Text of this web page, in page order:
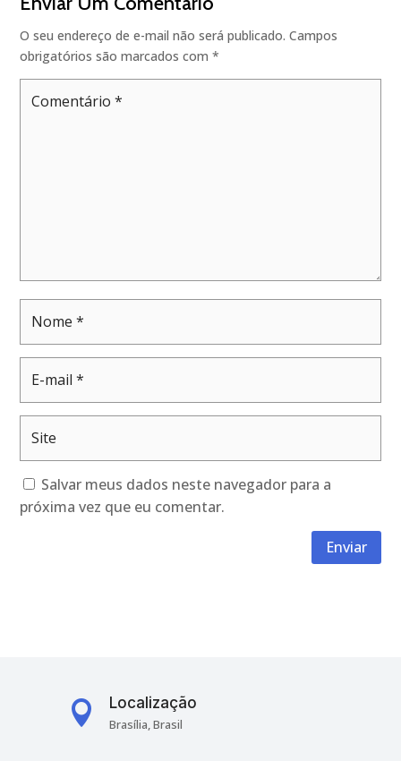
O seu endereço de e-mail não será publicado. Campos
obrigatórios são marcados com*
Salvar meus dados neste navegador para a
próxima vez que eu comentar.
Enviar
 Localização
Brasília, Brasil